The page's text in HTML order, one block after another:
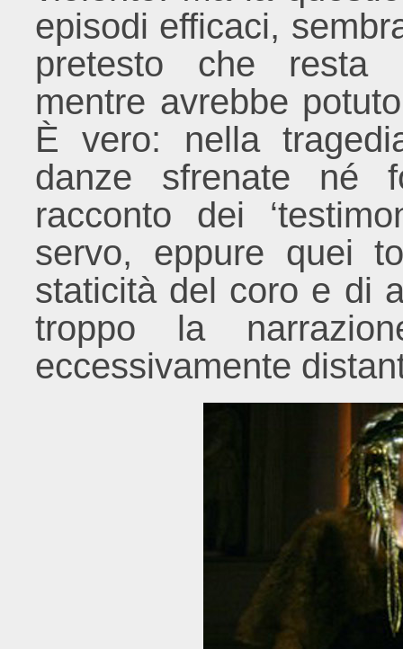
episodi efficaci,
pretesto che resta
mentre avrebbe
È vero: nella
danze sfrenate né
racconto dei
servo, eppure quei
staticità del coro e di
troppo la
eccessivamente